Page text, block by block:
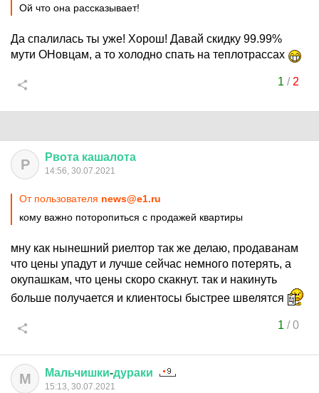
Ой что она рассказывает!
Да спалилась ты уже! Хорош! Давай скидку 99.99%
мути ОНовцам, а то холодно спать на теплотрассах
1 / 2
Р Рвота кашалота
14:56, 30.07.2021
От пользователя news@e1.ru
кому важно поторопиться с продажей квартиры
мну как нынешний риелтор так же делаю, продаванам
что цены упадут и лучше сейчас немного потерять, а
окупашкам, что цены скоро скакнут. так и накинуть
больше получается и клиентосы быстрее швелятся
1 /0
М Мальчишки-дураки
15:13, 30.07.2021